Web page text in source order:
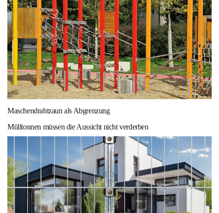
Maschendrahtzaun als Abgrenzung
Mülltonnen müssen die Aussicht nicht verderben